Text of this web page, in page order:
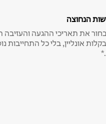
הנחוצה
את תאריכי ההגעה והעזיבה
בקלות אונליין, בלי כל התחייבות